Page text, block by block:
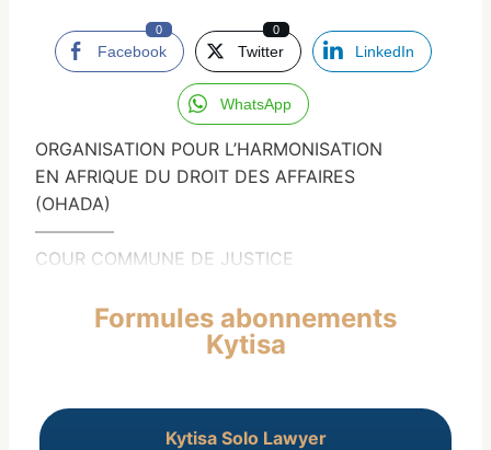
Facebook
0
Twitter
0
LinkedIn
WhatsApp
ORGANISATION POUR L’HARMONISATION
EN AFRIQUE DU DROIT DES AFFAIRES
(OHADA)
————–
COUR COMMUNE DE JUSTICE
Formules abonnements
Kytisa
Kytisa Solo Lawyer